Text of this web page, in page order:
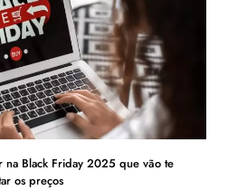
na Black Friday 2025 que vão te
os preços